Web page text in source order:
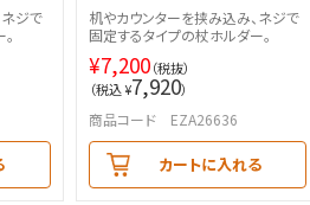
ジで
机やカウンターを挟み込み、ネジで
固定するタイプの杖ホルダー。
¥7,200（税抜）
（税込 ¥7,920）
商品コード EZA26636
カートに入れる